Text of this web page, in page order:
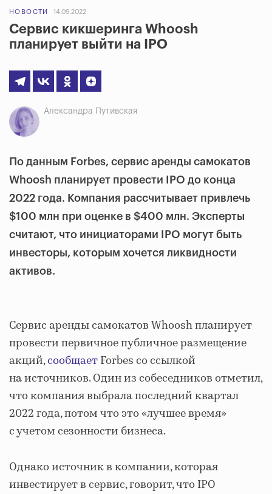
НОВОСТИ 14.09.2022
Сервис кикшеринга Whoosh
планирует выйти на IPO
Александра Путивская
По данным Forbes, сервис аренды самокатов
Whoosh планирует провести IPO до конца
2022 года. Компания рассчитывает привлечь
$100 млн при оценке в $400 млн. Эксперты
считают, что инициаторами IPO могут быть
инвесторы, которым хочется ликвидности
активов.
Сервис аренды самокатов Whoosh планирует
провести первичное публичное размещение
акций,сообщаетForbes со ссылкой
на источников. Один из собеседников отметил,
что компания выбрала последний квартал
2022 года, потом что это «лучшее время»
с учетом сезонности бизнеса.
Однако источник в компании, которая
инвестирует в сервис, говорит, что IPO